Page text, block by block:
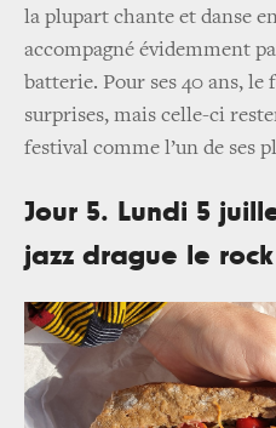
la plupart chante et danse
accompagné évidemment
batterie. Pour ses 40 ans, le
surprises, mais celle-ci
festival comme l’un de ses
Jour 5. Lundi 5
jazz drague le rock